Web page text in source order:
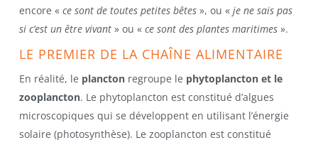
encore « ce sont de toutes petites bêtes», ou «je ne sais pas
si c’est un être vivant » ou « ce sont des plantes maritimes».
LE PREMIER DE LA CHAÎNE ALIMENTAIRE
En réalité, le planctonregroupe le phytoplancton et le
zooplancton. Le phytoplancton est constitué d’algues
microscopiques qui se développent en utilisant l’énergie
solaire (photosynthèse). Le zooplancton est constitué